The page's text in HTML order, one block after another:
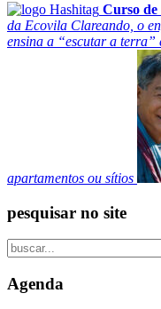
Curso
da Ecovila Clareando, o
ensina a “escutar a
apartamentos ou sítios
pesquisar no site
Agenda